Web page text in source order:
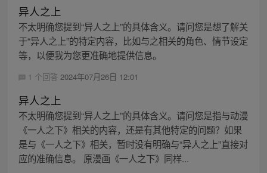
异人之上
不太明确您提到“异人之上”的具体含义。请问您是想了解关
于“异人之上”的特定内容，比如与之相关的角色、情节设定
等，以便我为您更准确地提供信息。
1 个回答 2024年07月26日 12:01
异人之上
不太明确您提到“异人之上”的具体含义。请问您是指与动漫
《一人之下》相关的内容，还是有其他特定的问题？如果
是与《一人之下》相关，暂时没有明确与“异人之上”直接对
应的准确信息。 原漫画《一人之下》同样...